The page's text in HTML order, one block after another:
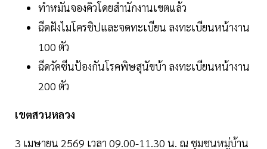
ทำหมันจองคิวโดยสำนักงานเขตแล้ว
ฉีดฝังไมโครชิปและจดทะเบียน ลงทะเบียนหน้างาน
100 ตัว
ฉีดวัคซีนป้องกันโรคพิษสุนัขบ้า ลงทะเบียนหน้างาน
200 ตัว
เขตสวนหลวง
3 เมษายน 2569 เวลา 09.00-11.30 น. ณ ชุมชนหมู่บ้าน